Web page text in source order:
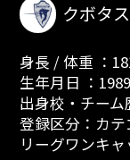
クボタ
身長 / 体重 ：
生年月日 ：
出身校・チー
登録区分：カテ
リーグワンキ